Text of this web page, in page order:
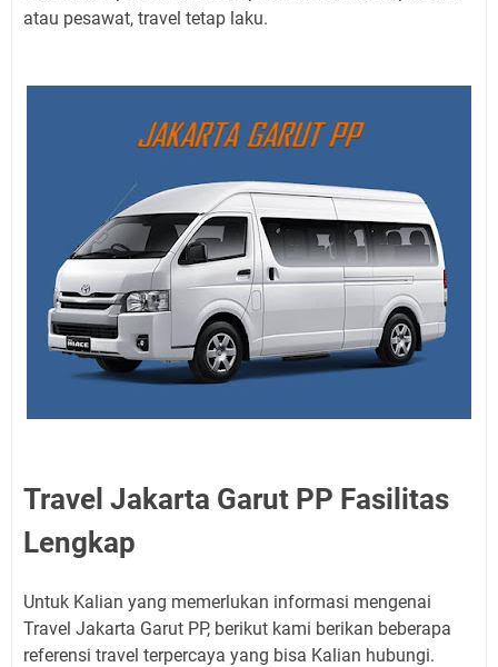
atau pesawat, travel tetap laku.
Travel Jakarta Garut PP Fasilitas
Lengkap
Untuk Kalian yang memerlukan informasi mengenai
Travel Jakarta Garut PP, berikut kami berikan beberapa
referensi travel terpercaya yang bisa Kalian hubungi.